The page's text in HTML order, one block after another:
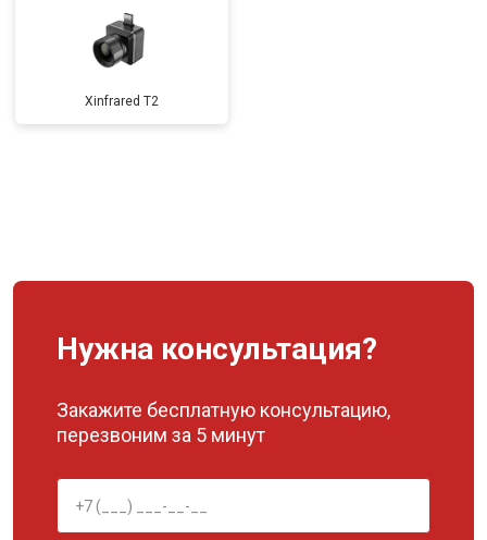
Xinfrared T2
Нужна консультация?
Закажите бесплатную консультацию,
перезвоним за 5 минут